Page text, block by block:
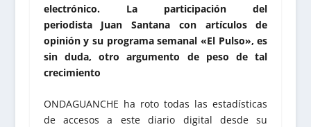
electrónico. La participación del
periodista Juan Santana con artículos de
opinión y su programa semanal «El Pulso», es
sin duda, otro argumento de peso de tal
crecimiento
ONDAGUANCHE ha roto todas las estadísticas
de accesos a este diario digital desde su